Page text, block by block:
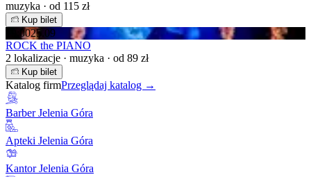
muzyka · od 115 zł
Kup bilet
19:0025.09
ROCK the PIANO
2 lokalizacje · muzyka · od 89 zł
Kup bilet
Katalog firmPrzeglądaj katalog →
Barber Jelenia Góra
Apteki Jelenia Góra
Kantor Jelenia Góra